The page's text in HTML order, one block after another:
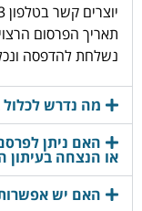
תאריך הפרסום
נשלחת להדפסה
מה נדרש
האם ניתן
או הנצחה בעיתון
האם יש אפשרות